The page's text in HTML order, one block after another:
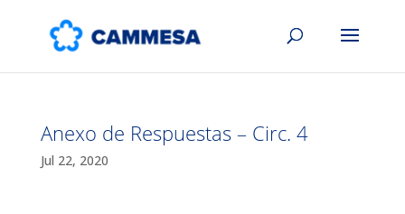
Anexo de Respuestas – Circ. 4
Jul 22, 2020